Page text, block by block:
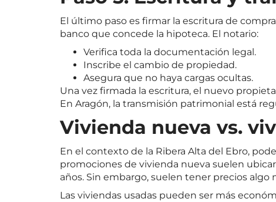
El último paso es firmar la escritura de
banco que concede la hipoteca. El notario:
Verifica toda la documentación legal.
Inscribe el cambio de propiedad.
Asegura que no haya cargas ocultas.
Una vez firmada la escritura, el nuevo
En Aragón, la transmisión patrimonial está
Vivienda nueva vs.
En el contexto de la Ribera Alta del Ebro,
promociones de vivienda nueva suelen
años. Sin embargo, suelen tener precios algo
Las viviendas usadas pueden ser más